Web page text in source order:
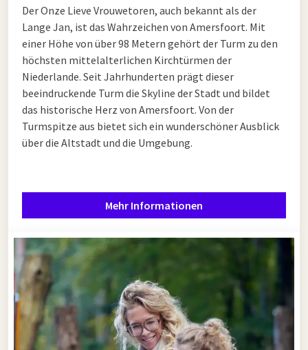
Der Onze Lieve Vrouwetoren, auch bekannt als der
Lange Jan, ist das Wahrzeichen von Amersfoort. Mit
einer Höhe von über 98 Metern gehört der Turm zu den
höchsten mittelalterlichen Kirchtürmen der
Niederlande. Seit Jahrhunderten prägt dieser
beeindruckende Turm die Skyline der Stadt und bildet
das historische Herz von Amersfoort. Von der
Turmspitze aus bietet sich ein wunderschöner Ausblick
über die Altstadt und die Umgebung.
Mehr Informationen